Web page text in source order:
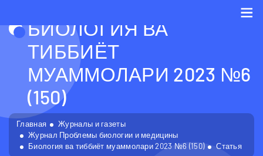
БИОЛОГИЯ ВА
ТИББИЁТ
МУАММОЛАРИ 2023 №6
(150)
Главная
Журналы и газеты
Журнал Проблемы биологии и медицины
Биология ва тиббиёт муаммолари 2023 №6 (150)
Статья